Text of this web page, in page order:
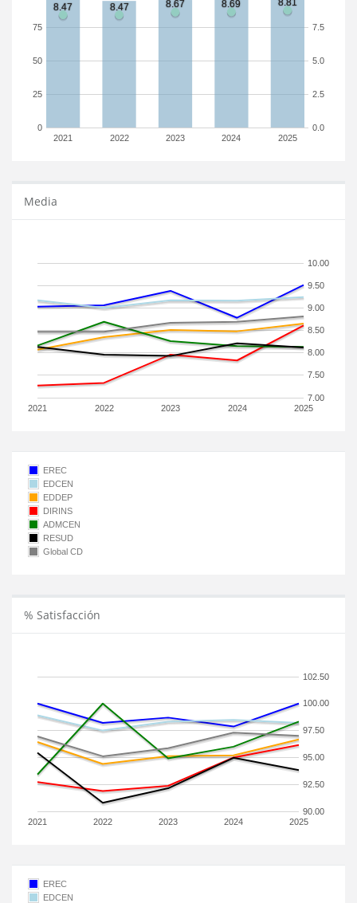
2021 2022 2023 2024 2025
0
25
50
75
0.0
2.5
5.0
7.5
Media
2021 2022 2023 2024 2025
7.00
7.50
8.00
8.50
9.00
9.50
10.00
EREC
EDCEN
EDDEP
DIRINS
ADMCEN
RESUD
Global CD
% Satisfacción
2021 2022 2023 2024 2025
90.00
92.50
95.00
97.50
100.00
102.50
EREC
EDCEN